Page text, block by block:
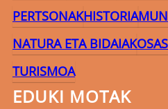
PERTSONAKHISTORIA
NATURA ETA BIDAIAK
TURISMOA
EDUKI MOTAK